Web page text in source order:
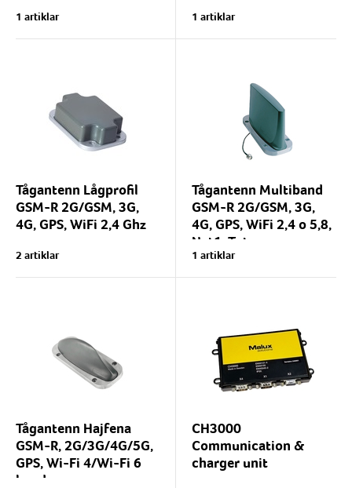
Laddar 5 st lösa batterier
samtidigt.
1 artiklar
-Laddar 5 st lösa batterier
-230VAC anslutning
1 artiklar
Tågantenn Lågprofil
GSM-R 2G/GSM, 3G,
4G, GPS, WiFi 2,4 Ghz
Denna antenn passar direkt
på sk. Kathrein fäste, vilket
2 artiklar
Tågantenn Multiband
GSM-R 2G/GSM, 3G,
4G, GPS, WiFi 2,4 o 5,8,
Net1, Tetra
Multibands tågantenn för
tåginstallationer. Denna
WLAN, N/m kontakt. GPS,
TNC/m...
1 artiklar
Tågantenn Hajfena
GSM-R, 2G/3G/4G/5G,
GPS, Wi-Fi 4/Wi-Fi 6
banden.
CH3000
Communication &
charger unit